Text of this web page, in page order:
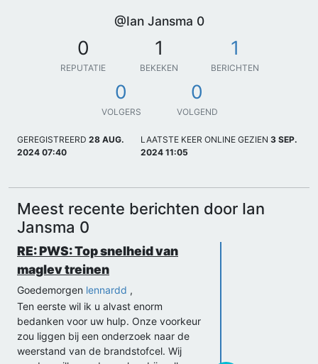
@Ian Jansma 0
0
REPUTATIE
1
BEKEKEN
1
BERICHTEN
0
VOLGERS
0
VOLGEND
GEREGISTREERD 28 AUG.
2024 07:40
LAATSTE KEER ONLINE GEZIEN 3 SEP.
2024 11:05
Meest recente berichten door Ian
Jansma 0
RE: PWS: Top snelheid van
maglev treinen
Goedemorgen lennardd ,
Ten eerste wil ik u alvast enorm
bedanken voor uw hulp. Onze voorkeur
zou liggen bij een onderzoek naar de
weerstand van de brandstofcel. Wij